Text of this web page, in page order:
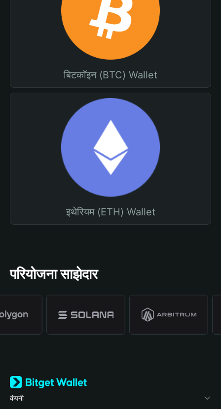
बिटकॉइन (BTC) Wallet
इथेरियम (ETH) Wallet
परियोजना साझेदार
कंपनी